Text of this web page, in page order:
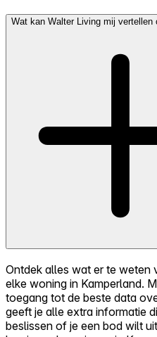
Wat kan Walter Living mij vertellen
Ontdek alles wat er te weten
elke woning in Kamperland.
toegang tot de beste data
geeft je alle extra informatie
beslissen of je een bod wilt